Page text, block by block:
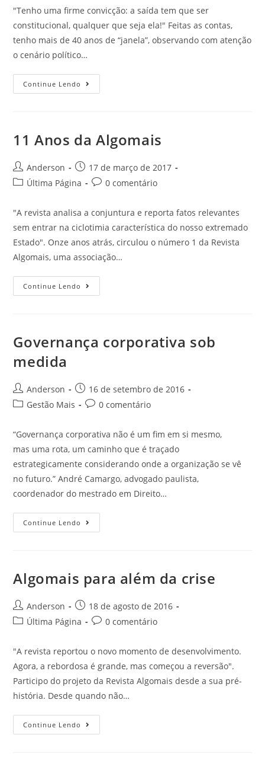
"Tenho uma firme convicção: a saída tem que ser
constitucional, qualquer que seja ela!" Feitas as contas,
tenho mais de 40 anos de “janela”, observando com atenção
o cenário político…
Continue Lendo
11 Anos da Algomais
Anderson
17 de março de 2017
Última Página
0 comentário
"A revista analisa a conjuntura e reporta fatos relevantes
sem entrar na ciclotimia característica do nosso extremado
Estado". Onze anos atrás, circulou o número 1 da Revista
Algomais, uma associação…
Continue Lendo
Governança corporativa sob
medida
Anderson
16 de setembro de 2016
Gestão Mais
0 comentário
“Governança corporativa não é um fim em si mesmo,
mas uma rota, um caminho que é traçado
estrategicamente considerando onde a organização se vê
no futuro.” André Camargo, advogado paulista,
coordenador do mestrado em Direito…
Continue Lendo
Algomais para além da crise
Anderson
18 de agosto de 2016
Última Página
0 comentário
"A revista reportou o novo momento de desenvolvimento.
Agora, a rebordosa é grande, mas começou a reversão".
Participo do projeto da Revista Algomais desde a sua pré-
história. Desde quando não…
Continue Lendo